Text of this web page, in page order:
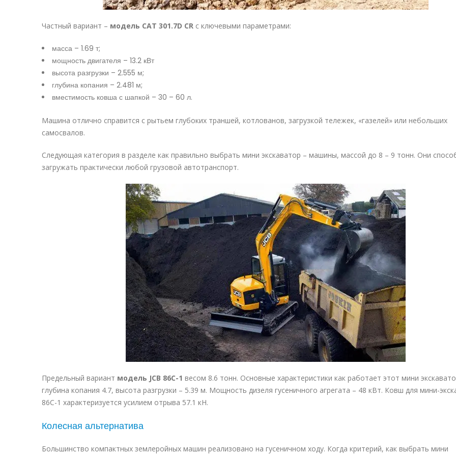
Частный вариант – модель CAT 301.7D CR с ключевыми параметрами:
масса – 1.69 т;
мощность двигателя – 13.2 кВт
высота разгрузки – 2.555 м;
глубина копания – 2.481 м;
вместимость ковша с шапкой – 30 – 60 л.
Машина отлично справится с рытьем глубоких траншей, котлованов, загрузкой тележек, «газелей» или небольших
самосвалов.
Следующая категория в разделе как правильно выбрать мини экскаватор – машины, массой до 8 – 9 тонн. Они
загружать практически любой грузовой автотранспорт.
Предельный вариант модель JCB 86C-1 весом 8.6 тонн. Основные характеристики как работает этот мини
глубина копания 4.7, высота разгрузки – 5.39 м. Мощность дизеля гусеничного агрегата – 48 кВт. Ковш для мини-
86C-1 характеризуется усилием отрыва 57.1 кН.
Колесная альтернатива
Большинство компактных землеройных машин реализовано на гусеничном ходу. Когда критерий, как выбрать мини